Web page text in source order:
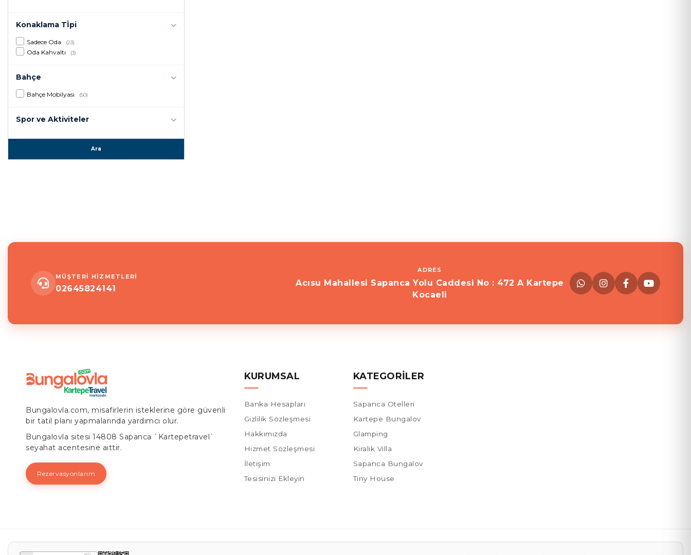
Konaklama Tİpi
Sadece Oda (23)
Oda Kahvaltı (3)
Bahçe
Bahçe Mobilyası (50)
Spor ve Aktiviteler
Ara
MÜŞTERİ HİZMETLERİ
02645824141
ADRES
Acısu Mahallesi Sapanca Yolu Caddesi No : 472 A Kartepe
Kocaeli
Bungalovla.com, misafirlerin isteklerine göre güvenli
bir tatil planı yapmalarında yardımcı olur.
Bungalovla sitesi 14808 Sapanca `Kartepetravel`
seyahat acentesine aittir.
Rezervasyonlarım
KURUMSAL
Banka Hesapları
Gizlilik Sözleşmesi
Hakkımızda
Hizmet Sözleşmesi
İletişim
Tesisinizi Ekleyin
KATEGORILER
Sapanca Otelleri
Kartepe Bungalov
Glamping
Kiralık Villa
Sapanca Bungalov
Tiny House